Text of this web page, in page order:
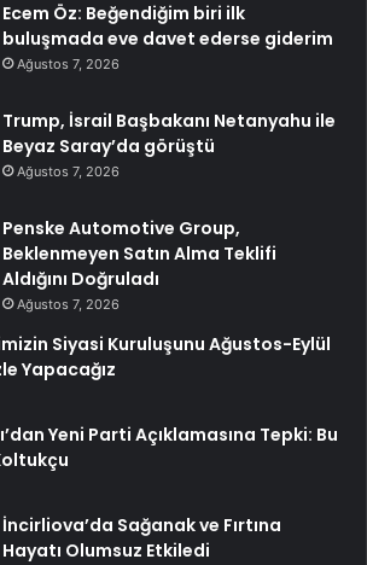
Ecem Öz: Beğendiğim biri ilk
buluşmada eve davet ederse giderim
Ağustos 7, 2026
Trump, İsrail Başbakanı Netanyahu ile
Beyaz Saray’da görüştü
Ağustos 7, 2026
Penske Automotive Group,
Beklenmeyen Satın Alma Teklifi
Aldığını Doğruladı
Ağustos 7, 2026
Siyasi Kuruluşunu Ağustos-Eylül
Yapacağız
Yeni Parti Açıklamasına Tepki: Bu
İncirliova’da Sağanak ve Fırtına
Hayatı Olumsuz Etkiledi